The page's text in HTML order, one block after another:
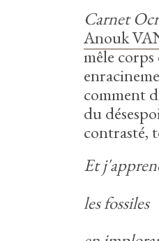
Carnet
Anouk
mêle
comment
du
contrasté,
Et
les fossiles